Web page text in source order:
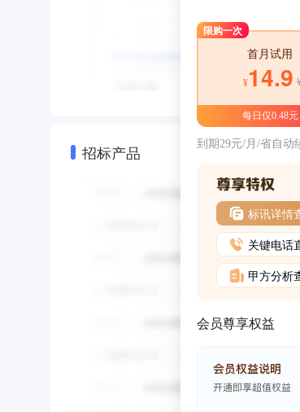
招标产品
限购一次
首月试用
¥14.9
每日仅0.48元
到期29元/月/省自动
标讯详情
关键电话
甲方分析
会员尊享权益